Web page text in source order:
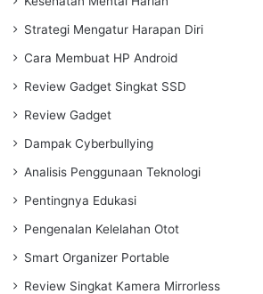
Strategi Mengatur Harapan Diri
Cara Membuat HP Android
Review Gadget Singkat SSD
Review Gadget
Dampak Cyberbullying
Analisis Penggunaan Teknologi
Pentingnya Edukasi
Pengenalan Kelelahan Otot
Smart Organizer Portable
Review Singkat Kamera Mirrorless